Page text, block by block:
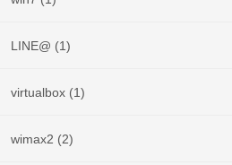
LINE@ (1)
virtualbox (1)
wimax2 (2)